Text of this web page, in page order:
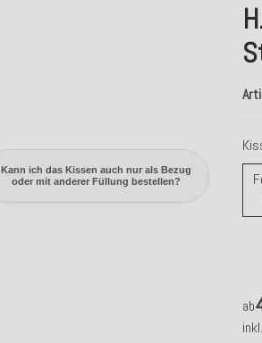
Kann ich das Kissen auch nur als Bezug
oder mit anderer Füllung bestellen?
ab